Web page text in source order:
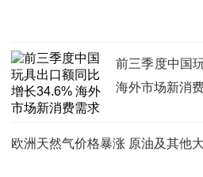
前三季度中国
海外市场新消
欧洲天然气价格暴涨 原油及其他